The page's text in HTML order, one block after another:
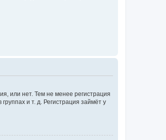
или нет. Тем не менее регистрация
и т. д. Регистрация займёт у